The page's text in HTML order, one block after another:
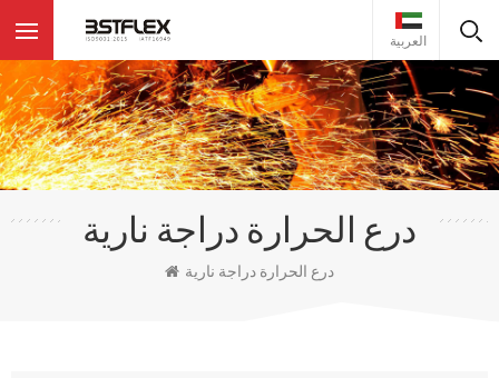
العربية
درع الحرارة دراجة نارية
درع الحرارة دراجة نارية